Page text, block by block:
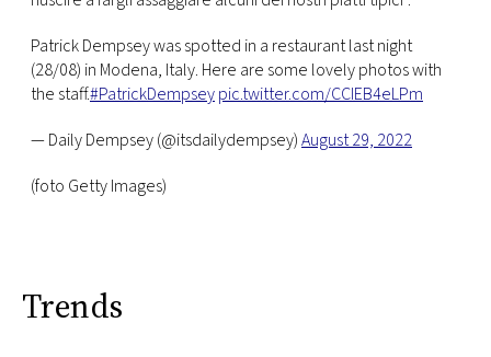
Patrick Dempsey was spotted in a restaurant last night
(28/08) in Modena, Italy. Here are some lovely photos with
the staff.#PatrickDempseypic.twitter.com/CCIEB4eLPm
— Daily Dempsey (@itsdailydempsey)August 29, 2022
(foto Getty Images)
Trends